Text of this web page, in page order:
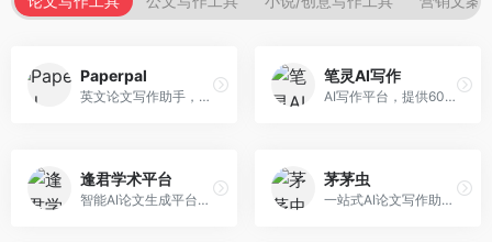
Paperpal
英文论文写作助手，专注于学术英语润色。面向需要发表国际期刊的研究者，提供语法检查、学术表达优化、格式规范等服务，英语表达地道专业。
笔灵AI写作
AI写作平台，提供600+写作模板。面向学生、职场人士和内容创作者，支持论文、公文、营销文案等多种文体，模板丰富，一键生成，写作效率大幅提升。
逢君学术平台
智能AI论文生成平台，支持查重检测。面向高校学生和研究人员，提供论文选题、内容生成、查重修改等一站式服务，学术写作流程完整。
茅茅虫
一站式AI论文写作助手，覆盖学术写作全场景。面向高校学生和科研人员，提供开题报告、文献综述、论文正文等写作服务，支持多学科多类型论文，操作简便。